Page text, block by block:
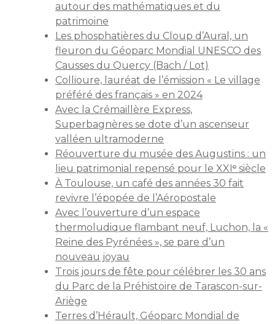
autour des mathématiques et du
patrimoine
Les phosphatières du Cloup d’Aural, un
fleuron du Géoparc Mondial UNESCO des
Causses du Quercy (Bach / Lot)
Collioure, lauréat de l’émission « Le village
préféré des français » en 2024
Avec la Crémaillère Express,
Superbagnères se dote d’un ascenseur
valléen ultramoderne
Réouverture du musée des Augustins : un
lieu patrimonial repensé pour le XXIᵉ siècle
À Toulouse, un café des années 30 fait
revivre l’épopée de l’Aéropostale
Avec l’ouverture d’un espace
thermoludique flambant neuf, Luchon, la «
Reine des Pyrénées », se pare d’un
nouveau joyau
Trois jours de fête pour célébrer les 30 ans
du Parc de la Préhistoire de Tarascon-sur-
Ariège
Terres d’Hérault, Géoparc Mondial de